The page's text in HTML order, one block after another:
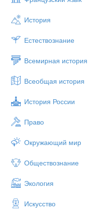
История
Естествознание
Всемирная история
Всеобщая история
История России
Право
Окружающий мир
Обществознание
Экология
Искусство